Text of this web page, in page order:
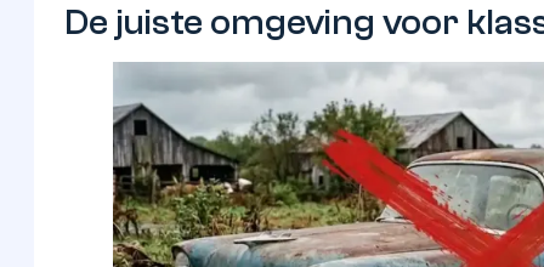
De juiste omgeving voor